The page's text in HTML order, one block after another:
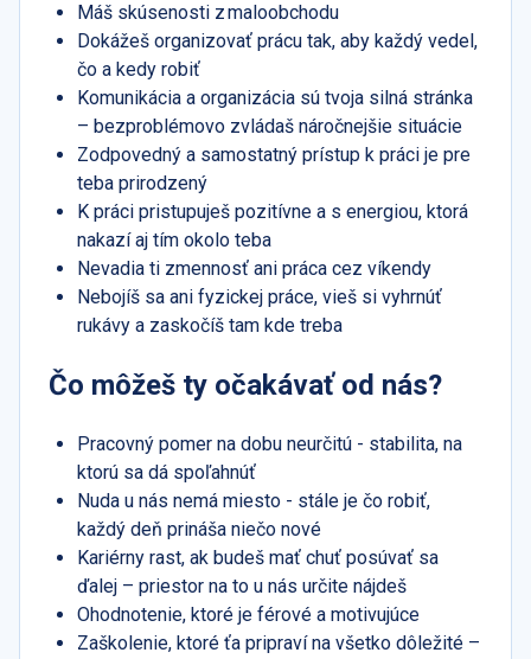
Máš skúsenosti z maloobchodu
Dokážeš organizovať prácu tak, aby každý vedel,
čo a kedy robiť
Komunikácia a organizácia sú tvoja silná stránka
– bezproblémovo zvládaš náročnejšie situácie
Zodpovedný a samostatný prístup k práci je pre
teba prirodzený
K práci pristupuješ pozitívne a s energiou, ktorá
nakazí aj tím okolo teba
Nevadia ti zmennosť ani práca cez víkendy
Nebojíš sa ani fyzickej práce, vieš si vyhrnúť
rukávy a zaskočíš tam kde treba
Čo môžeš ty očakávať od nás?
Pracovný pomer na dobu neurčitú - stabilita, na
ktorú sa dá spoľahnúť
Nuda u nás nemá miesto - stále je čo robiť,
každý deň prináša niečo nové
Kariérny rast, ak budeš mať chuť posúvať sa
ďalej – priestor na to u nás určite nájdeš
Ohodnotenie, ktoré je férové a motivujúce
Zaškolenie, ktoré ťa pripraví na všetko dôležité –